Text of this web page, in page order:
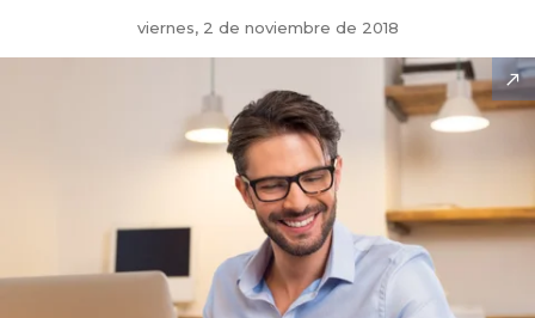
viernes, 2 de noviembre de 2018